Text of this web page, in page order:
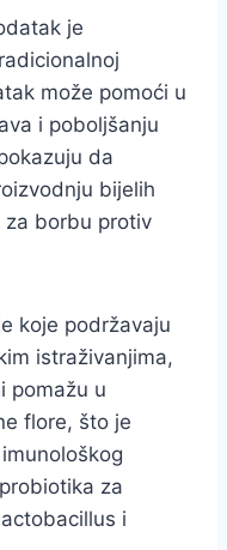
je
može pomoći u
i poboljšanju
da
bijelih
za borbu protiv
koje podržavaju
istraživanjima,
pomažu u
flore, što je
za
i